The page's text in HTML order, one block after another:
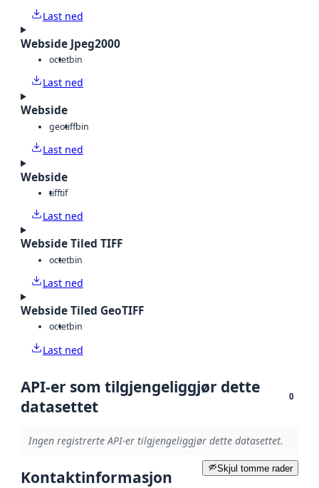
Last ned
Webside Jpeg2000
octetbin
Last ned
Webside
geotiffbin
Last ned
Webside
tifftif
Last ned
Webside Tiled TIFF
octetbin
Last ned
Webside Tiled GeoTIFF
octetbin
Last ned
API-er som tilgjengeliggjør dette
datasettet
0
Ingen registrerte API-er tilgjengeliggjør dette datasettet.
Skjul tomme rader
Kontaktinformasjon